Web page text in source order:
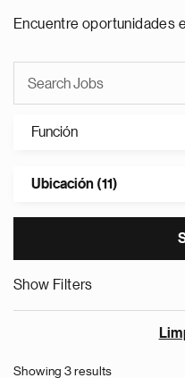
Encuentre oportunidades
Función
Ubicación (11)
Show Filters
Showing 3 results